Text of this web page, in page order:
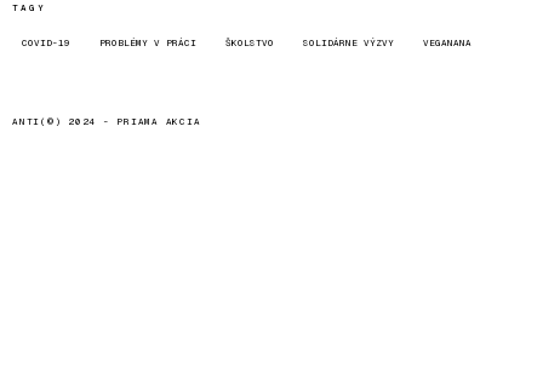
TAGY
COVID-19 PROBLÉMY V PRÁCI ŠKOLSTVO SOLIDÁRNE VÝZVY VEGANANA
ANTI(©) 2024 - PRIAMA AKCIA